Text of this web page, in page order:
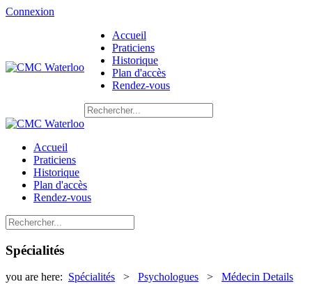
Connexion
Accueil
Praticiens
Historique
Plan d'accès
Rendez-vous
Accueil
Praticiens
Historique
Plan d'accès
Rendez-vous
Spécialités
you are here: Spécialités > Psychologues > Médecin Details